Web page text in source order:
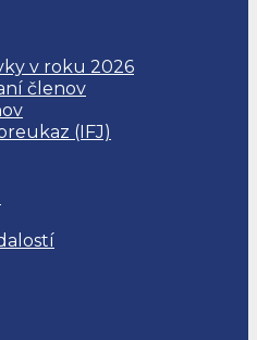
v roku 2026
členov
(IFJ)